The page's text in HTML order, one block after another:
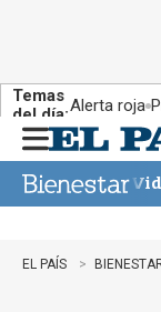
Temas
del día:Alerta roja
n
u
EL PAÍS